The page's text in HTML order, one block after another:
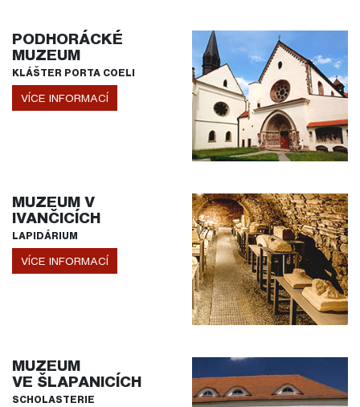
PODHORÁCKÉ
MUZEUM
KLÁŠTER PORTA COELI
VÍCE INFORMACÍ
MUZEUM V
IVANČICÍCH
LAPIDÁRIUM
VÍCE INFORMACÍ
MUZEUM
VE ŠLAPANICÍCH
SCHOLASTERIE